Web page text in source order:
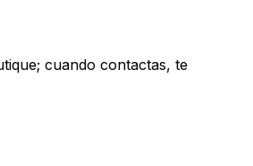
cuando contactas, te